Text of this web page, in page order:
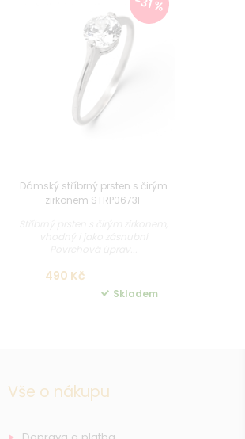
Dámský stříbrný prsten s čirým
zirkonem STRP0673F
490 Kč
Skladem
Vše o nákupu